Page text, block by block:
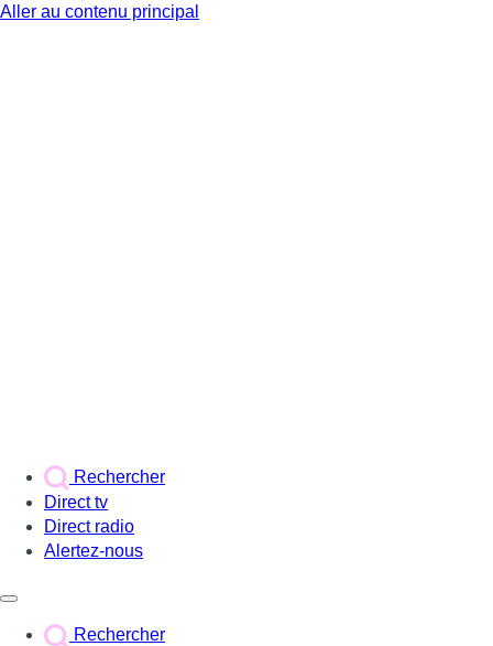
Aller au contenu principal
Rechercher
Direct tv
Direct radio
Alertez-nous
Rechercher